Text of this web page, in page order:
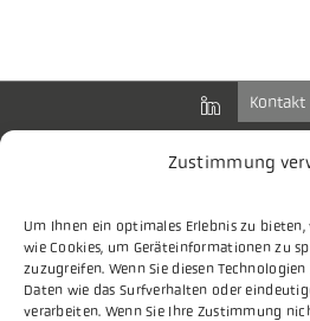
Zustimmung
Um Ihnen ein optimales Erlebnis zu
wie Cookies, um Geräteinformationen zu
zuzugreifen. Wenn Sie diesen
Daten wie das Surfverhalten oder
verarbeiten. Wenn Sie Ihre Zustimmung
Kontakt
Bundes-Arbeitsgemeinschaft
der Kommunalen IT-
Charlottenstraße 65
10117 Berlin